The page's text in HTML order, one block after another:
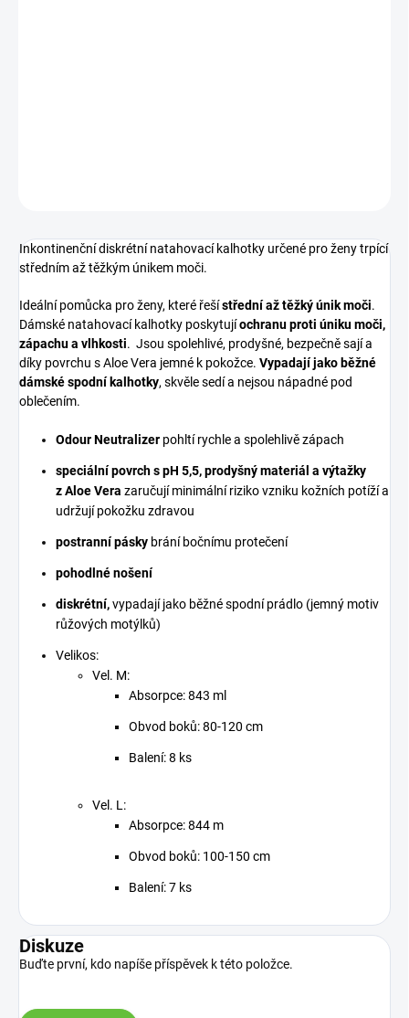
Inkontinenční diskrétní natahovací kalhotky určené pro ženy trpící
středním až těžkým únikem moči.
Ideální pomůcka pro ženy, které řešístřední až těžký únik moči.
Dámské natahovací kalhotky poskytujíochranuproti úniku moči,
zápachu a vlhkosti. Jsou spolehlivé, prodyšné, bezpečně sají a
díky povrchu s Aloe Vera jemné k pokožce. Vypadají jako běžné
dámské spodní kalhotky, skvěle sedí a nejsou nápadné pod
oblečením.
Odour Neutralizer pohltí rychle a spolehlivě zápach
speciální povrch s pH 5,5, prodyšný materiál a výtažky
z Aloe Vera zaručují minimální riziko vzniku kožních potíží a
udržují pokožku zdravou
postranní pásky brání bočnímu protečení
pohodlné nošení
diskrétní,vypadají jako běžné spodní prádlo (jemný motiv
růžových motýlků)
Velikos:
Vel. M:
Absorpce: 843 ml
Obvod boků: 80-120 cm
Balení: 8 ks
Vel. L:
Absorpce: 844 m
Obvod boků: 100-150 cm
Balení: 7 ks
Diskuze
Buďte první, kdo napíše příspěvek k této položce.